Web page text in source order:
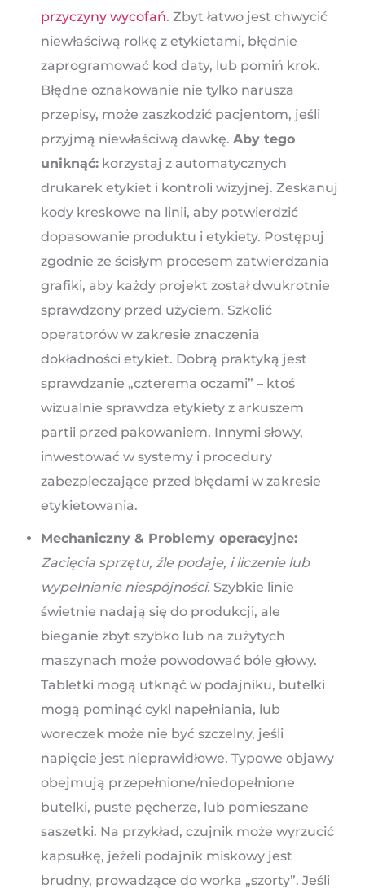
przyczyny wycofań. Zbyt łatwo jest chwycić
niewłaściwą rolkę z etykietami, błędnie
zaprogramować kod daty, lub pomiń krok.
Błędne oznakowanie nie tylko narusza
przepisy, może zaszkodzić pacjentom, jeśli
przyjmą niewłaściwą dawkę. Aby tego
uniknąć: korzystaj z automatycznych
drukarek etykiet i kontroli wizyjnej. Zeskanuj
kody kreskowe na linii, aby potwierdzić
dopasowanie produktu i etykiety. Postępuj
zgodnie ze ścisłym procesem zatwierdzania
grafiki, aby każdy projekt został dwukrotnie
sprawdzony przed użyciem. Szkolić
operatorów w zakresie znaczenia
dokładności etykiet. Dobrą praktyką jest
sprawdzanie „czterema oczami” – ktoś
wizualnie sprawdza etykiety z arkuszem
partii przed pakowaniem. Innymi słowy,
inwestować w systemy i procedury
zabezpieczające przed błędami w zakresie
etykietowania.
Mechaniczny & Problemy operacyjne:
Zacięcia sprzętu, źle podaje, i liczenie lub
wypełnianie niespójności. Szybkie linie
świetnie nadają się do produkcji, ale
bieganie zbyt szybko lub na zużytych
maszynach może powodować bóle głowy.
Tabletki mogą utknąć w podajniku, butelki
mogą pominąć cykl napełniania, lub
woreczek może nie być szczelny, jeśli
napięcie jest nieprawidłowe. Typowe objawy
obejmują przepełnione/niedopełnione
butelki, puste pęcherze, lub pomieszane
saszetki. Na przykład, czujnik może wyrzucić
kapsułkę, jeżeli podajnik miskowy jest
brudny, prowadzące do worka „szorty”. Jeśli